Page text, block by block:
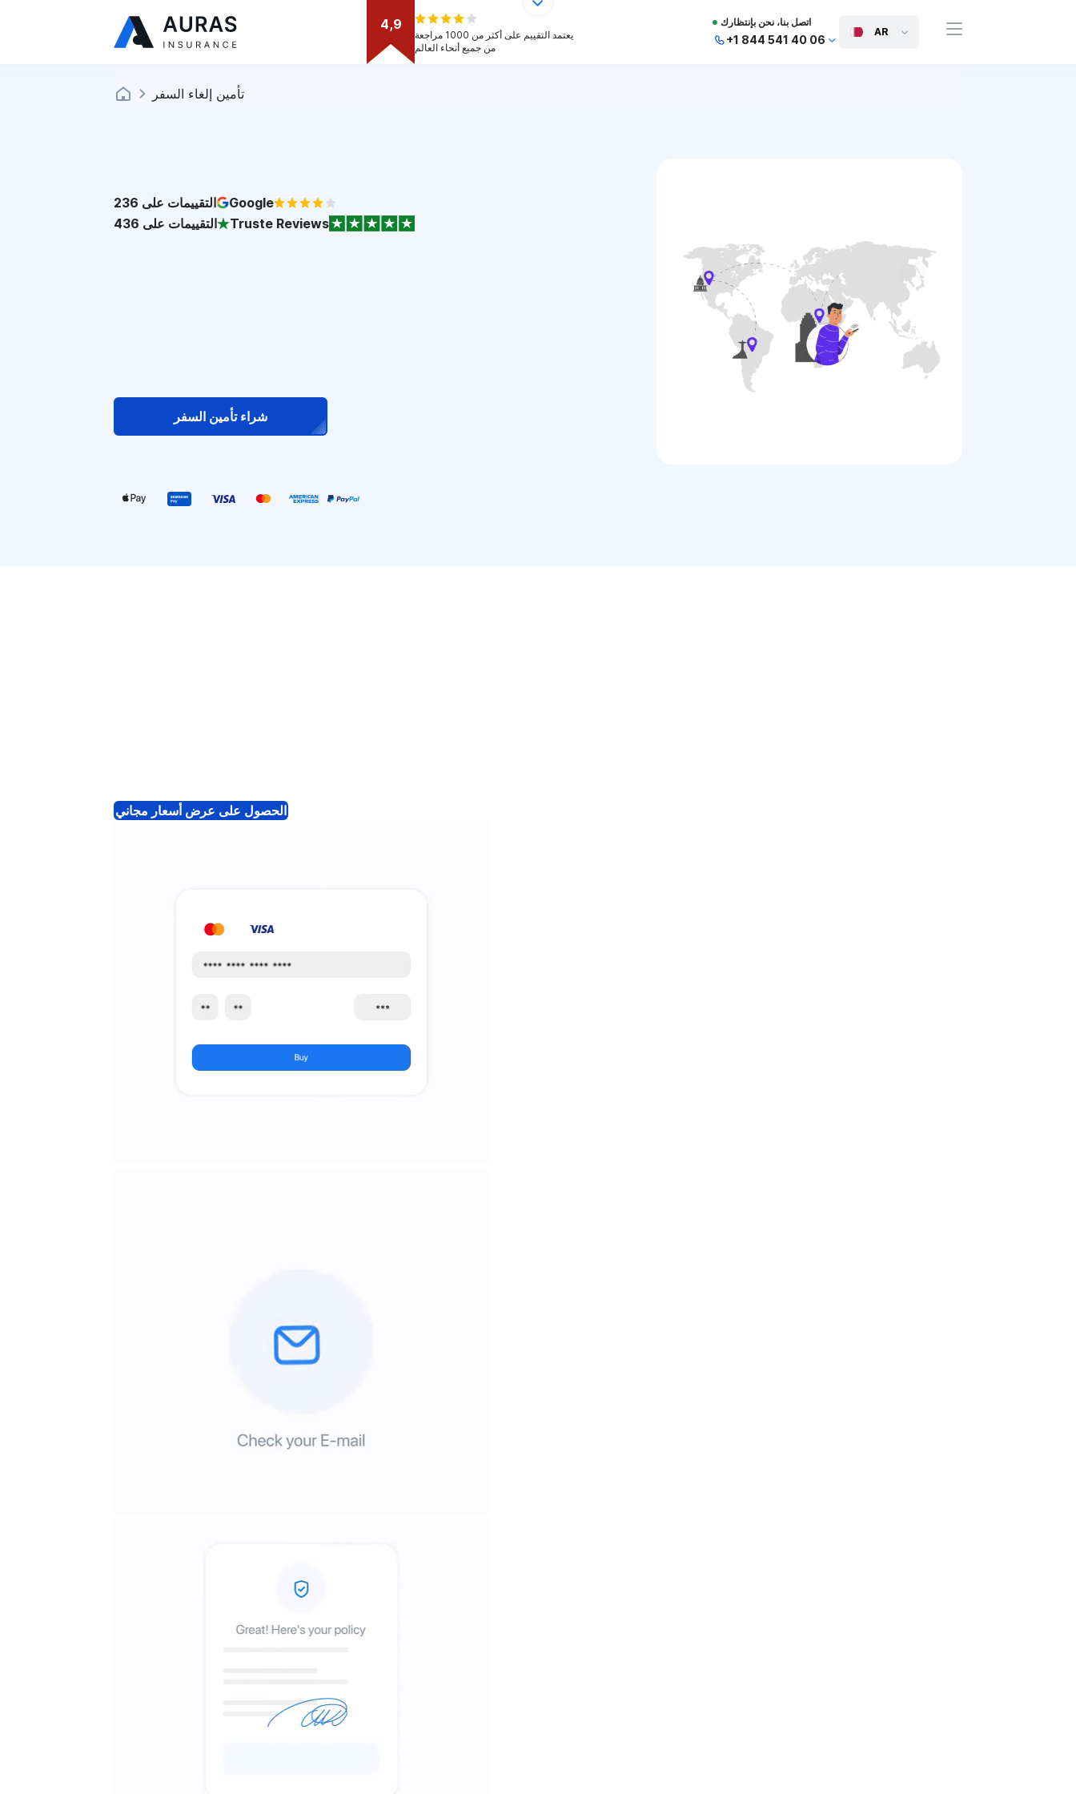
4,9
يعتمد التقييم على أكثر من 1000 مراجعة
من جميع أنحاء العالم
اتصل بنا، نحن بإنتظارك
+1 844 541 40 06
AR
تأمين إلغاء السفر
236 التقييمات على
Google
436 التقييمات على Truste Reviews
شراء تأمين السفر
الحصول على عرض أسعار مجاني